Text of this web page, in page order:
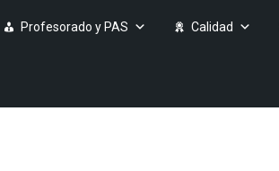
Profesorado y PAS Calidad